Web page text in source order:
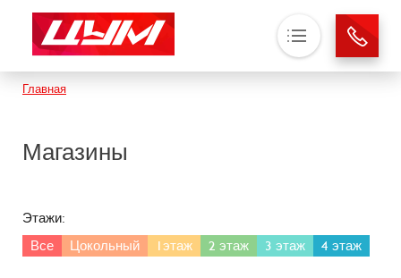
Строка навигации
Главная
Магазины
Этажи:
Все
Цокольный 1этаж 2 этаж 3 этаж 4 этаж